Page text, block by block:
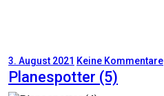
3. August 2021 Keine Kommentare
Planespotter (5)